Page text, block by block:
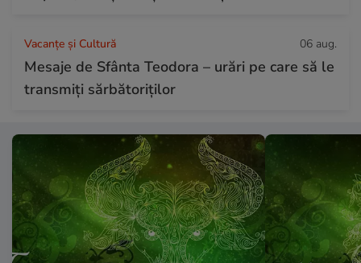
Vacanțe și Cultură 06 aug.
Mesaje de Sfânta Teodora – urări pe care să le
transmiți sărbătoriților